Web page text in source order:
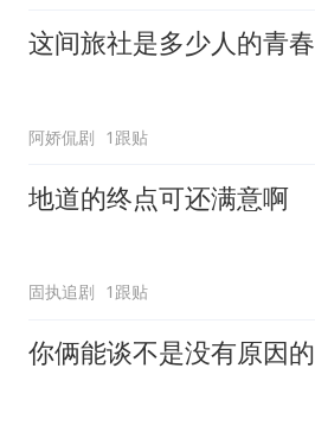
这间旅社是多少人的青春
阿娇侃剧 1跟贴
地道的终点可还满意啊
固执追剧 1跟贴
你俩能谈不是没有原因的